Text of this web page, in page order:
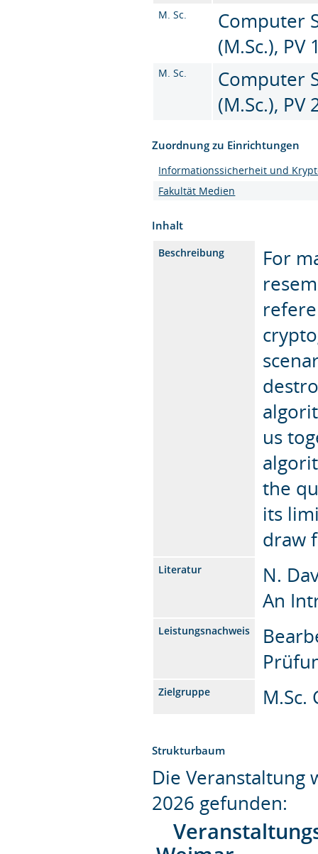
M. Sc.
Computer
(M.Sc.), PV
M. Sc.
Computer
(M.Sc.), PV
Zuordnung zu Einrichtungen
Informationssicherheit und
Fakultät Medien
Inhalt
Beschreibung
For
us
the
its
draw
Literatur
N.
An
Leistungsnachweis
Zielgruppe
Strukturbaum
Die Veranstaltung
2026 gefunden: